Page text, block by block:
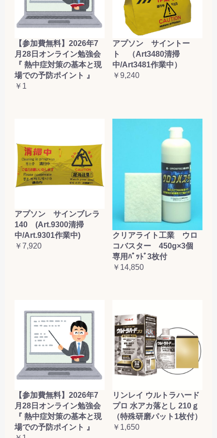
【参加費無料】2026年7
月28日オンライン勉強会
『 熱中症対策の基本と現
場での予防ポイント 』
￥1
アプソン サイントー
ト （Art3480清掃
中/Art3481作業中）
￥9,240
アプソン サインブレラ
140 (Art.9300清掃
中/Art.9301作業中)
￥7,920
クリアライト工業 ウロ
コバスター 450g×3個
専用ﾊﾟｯﾄﾞ3枚付
￥14,850
【参加費無料】2026年7
月28日オンライン勉強会
『 熱中症対策の基本と現
場での予防ポイント 』
リンレイ ウルトラハード
プロ 水アカ落とし 210ｇ
（特殊研磨パット1枚付）
￥1,650